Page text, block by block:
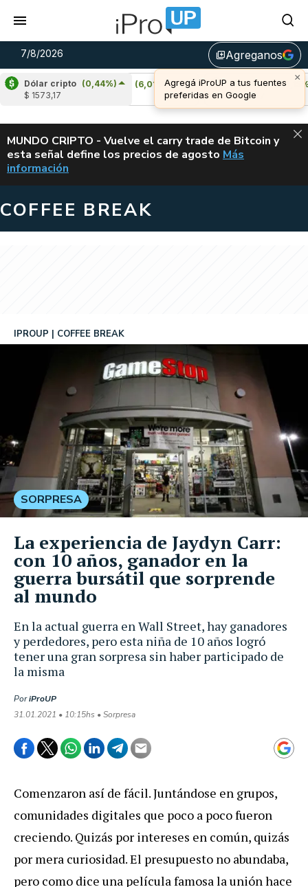
7/8/2026 library_addAgreganos
Dólar cripto (0,44%)
$ 1573,17
Cardano (6,01%)
Avalanche (0,15%)
u$s 6,47
ALERTA
MUNDO CRIPTO - Vuelve el carry trade de Bitcoin y
esta señal define los precios de agosto VUELVE EL
Más
información
COFFEE BREAK
En la actual guerra en Wall Street, hay ganadores
y perdedores, pero esta niña de 10 años logró
tener una gran sorpresa sin haber participado de
la misma
IPROUP COFFEE BREAK
PoriProUP
31.01.2021 • 10:15hs • Sorpresa
SORPRESA
La experiencia de Jaydyn Carr:
con 10 años, ganador en la
guerra bursátil que sorprende
al mundo
Comenzaron así de fácil. Juntándose en grupos,
comunidades digitales que poco a poco fueron
creciendo. Quizás por intereses en común, quizás
por mera curiosidad. El presupuesto no abundaba,
pero como dice una película famosa la unión hace